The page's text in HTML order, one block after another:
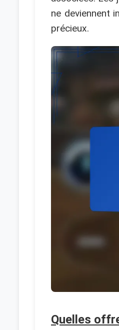
ne deviennent
précieux.
Quelles